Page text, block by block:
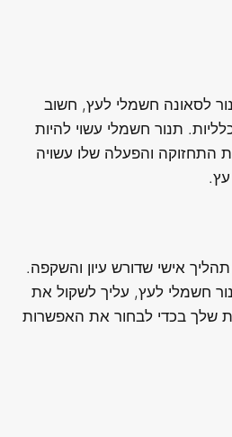
לסאונה חשמלי לעץ, חשוב
תנור חשמלי עשוי להיות
התחזוקה והפעלה שלו עשויה
עץ.
אישי שדורש עיון והשקפה.
חשמלי לעץ, עליך לשקול את
שלך בכדי לבחור את האפשרות